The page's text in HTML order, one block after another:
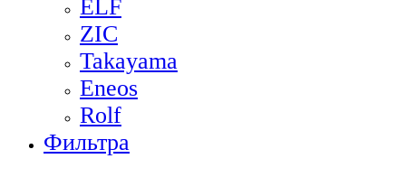
ELF
ZIC
Takayama
Eneos
Rolf
Фильтра